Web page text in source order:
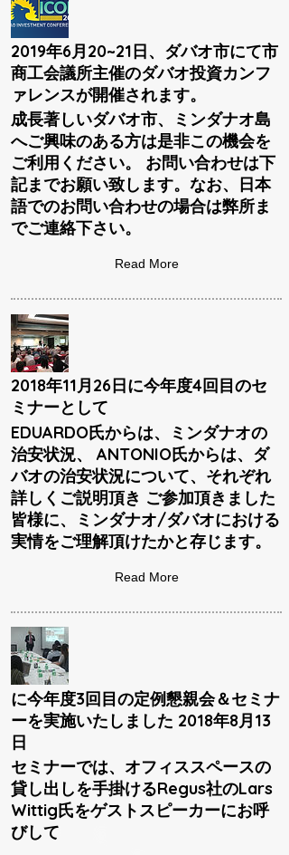
2019年6月20~21日、ダバオ市にて市
商工会議所主催のダバオ投資カンフ
ァレンスが開催されます。
成長著しいダバオ市、ミンダナオ島
へご興味のある方は是非この機会を
ご利用ください。 お問い合わせは下
記までお願い致します。なお、日本
語でのお問い合わせの場合は弊所ま
でご連絡下さい。
Read More
2018年11月26日に今年度4回目のセ
ミナーとして
EDUARDO氏からは、ミンダナオの
治安状況、 ANTONIO氏からは、ダ
バオの治安状況について、それぞれ
詳しくご説明頂き ご参加頂きました
皆様に、ミンダナオ/ダバオにおける
実情をご理解頂けたかと存じます。
Read More
に今年度3回目の定例懇親会＆セミナ
ーを実施いたしました 2018年8月13
日
セミナーでは、オフィススペースの
貸し出しを手掛けるRegus社のLars
Wittig氏をゲストスピーカーにお呼
びして